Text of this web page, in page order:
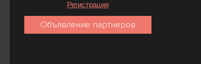
Регистрация
Объявление партнеров